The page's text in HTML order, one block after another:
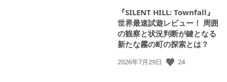
『SILENT HILL: Townfall』
世界最速試遊レビュー！ 周囲
の観察と状況判断が鍵となる
新たな霧の町の探索とは？
公
2026年7月29日 24